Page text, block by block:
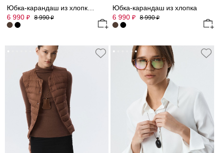
6 990 ₽ 8 990₽
Юбка-карандаш из хлопка
6 990 ₽ 8 990₽